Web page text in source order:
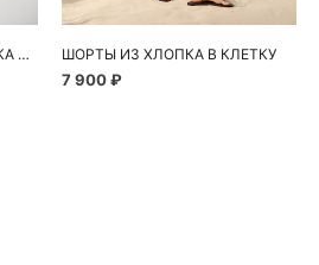
ПОЛУПРОЗРАЧНАЯ РУБАШКА С РОМАШКАМИ ШОРТЫ ИЗ ХЛОПКА В КЛЕТКУ
7 900 ₽